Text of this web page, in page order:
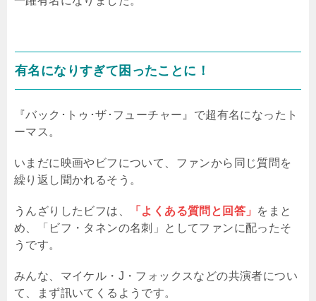
有名になりすぎて困ったことに！
『バック･トゥ･ザ･フューチャー』で超有名になったト
ーマス。
いまだに映画やビフについて、ファンから同じ質問を
繰り返し聞かれるそう。
うんざりしたビフは、 「よくある質問と回答」 をまと
め、「ビフ・タネンの名刺」としてファンに配ったそ
うです。
みんな、マイケル・J・フォックスなどの共演者につい
て、まず訊いてくるようです。